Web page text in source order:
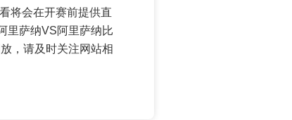
将会在开赛前提供直
里萨纳VS阿里萨纳比
，请及时关注网站相